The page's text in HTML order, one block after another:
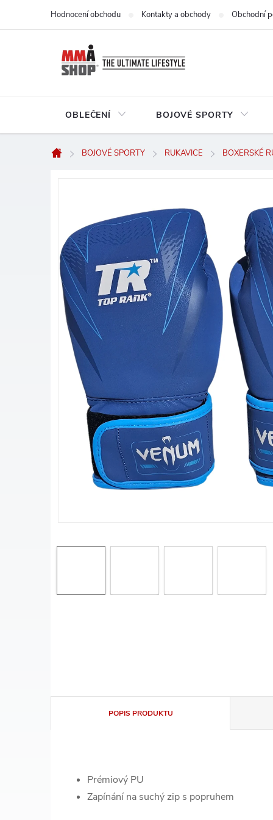
Hodnocení obchodu Kontakty a obchody Obchodní
OBLEČENÍ BOJOVÉ SPORTY
Domů
BOJOVÉ SPORTY RUKAVICE BOXERSKÉ
POPIS PRODUKTU
Prémiový PU
Zapínání na suchý zip s popruhem